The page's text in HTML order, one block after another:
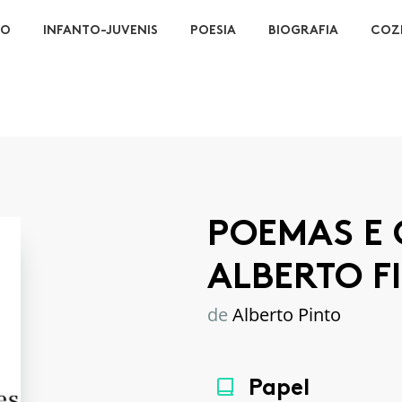
INFANTO-JUVENIS POESIA BIOGRAFIA
POEMAS E
ALBERTO
de Alberto Pinto
Papel